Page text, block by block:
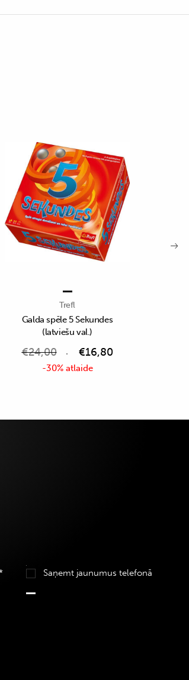
Trefl
Galda spēle 5 Sekundes
(latviešu val.)
€24,00 €16,80
-30% atlaide
Saņemt jaunumus telefonā